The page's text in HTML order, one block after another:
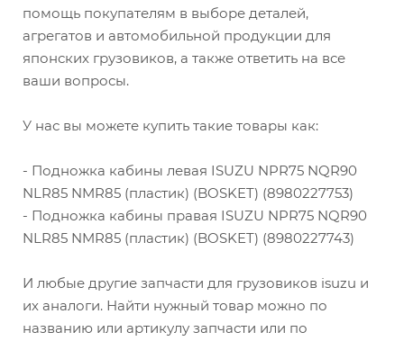
помощь покупателям в выборе деталей,
агрегатов и автомобильной продукции для
японских грузовиков, а также ответить на все
ваши вопросы.
У нас вы можете купить такие товары как:
- Подножка кабины левая ISUZU NPR75 NQR90
NLR85 NMR85 (пластик) (BOSKET) (8980227753)
- Подножка кабины правая ISUZU NPR75 NQR90
NLR85 NMR85 (пластик) (BOSKET) (8980227743)
И любые другие запчасти для грузовиков isuzu и
их аналоги. Найти нужный товар можно по
названию или артикулу запчасти или по